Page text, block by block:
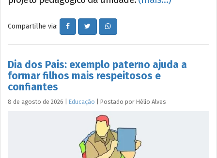
Compartilhe via:
Dia dos Pais: exemplo paterno ajuda a
formar filhos mais respeitosos e
confiantes
8 de agosto de 2026 Educação Postado por Hélio Alves